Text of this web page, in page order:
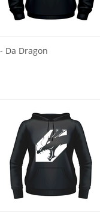
Da Dragon